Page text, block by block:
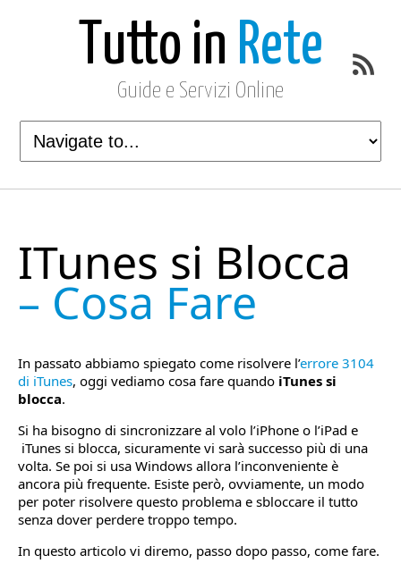
Tutto in Rete
Guide e Servizi Online
ITunes si Blocca
– Cosa Fare
In passato abbiamo spiegato come risolvere l’errore 3104
di iTunes, oggi vediamo cosa fare quando iTunes si
blocca.
Si ha bisogno di sincronizzare al volo l’iPhone o l’iPad e
iTunes si blocca, sicuramente vi sarà successo più di una
volta. Se poi si usa Windows allora l’inconveniente è
ancora più frequente. Esiste però, ovviamente, un modo
per poter risolvere questo problema e sbloccare il tutto
senza dover perdere troppo tempo.
In questo articolo vi diremo, passo dopo passo, come fare.